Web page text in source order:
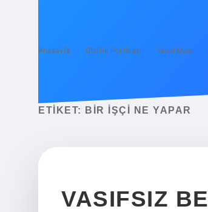
Anasayfa Gizlilik Politikası Yasal Uyarı
ETIKET: BIR IŞÇI NE YAPAR
VASIFSIZ